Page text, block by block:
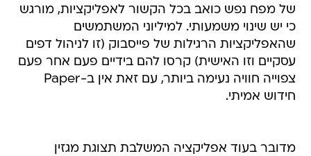
של מפח נפש כואב בכל הקשור לאפליקציות, מורגש
כי יש שינוי משמעותי. למיליוני המשתמשים
שהאפליקציות הרגילות של פייסבוק (זו לניהול דפים
עסקיים וזו האישית) קרסו להם בידיים פעם אחר פעם
צפוייה חוויה נעימה ביותר, עם זאת אין ב-Paper
חידוש אמיתי.
מדובר בעוד אפליקציה המשלבת תצוגת מגזין